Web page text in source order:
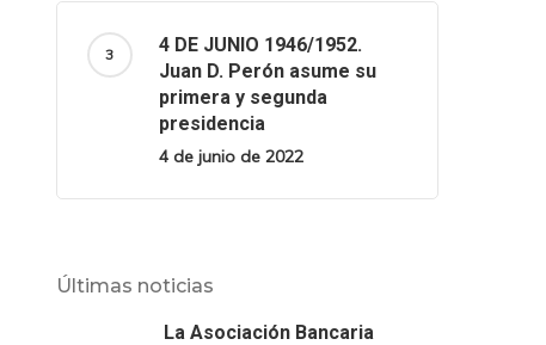
4 DE JUNIO 1946/1952.
Juan D. Perón asume su
primera y segunda
presidencia
4 de junio de 2022
Últimas noticias
La Asociación Bancaria